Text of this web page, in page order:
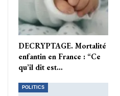
DECRYPTAGE. Mortalité
enfantin en France : “Ce
qu’il dit est…
POLITICS